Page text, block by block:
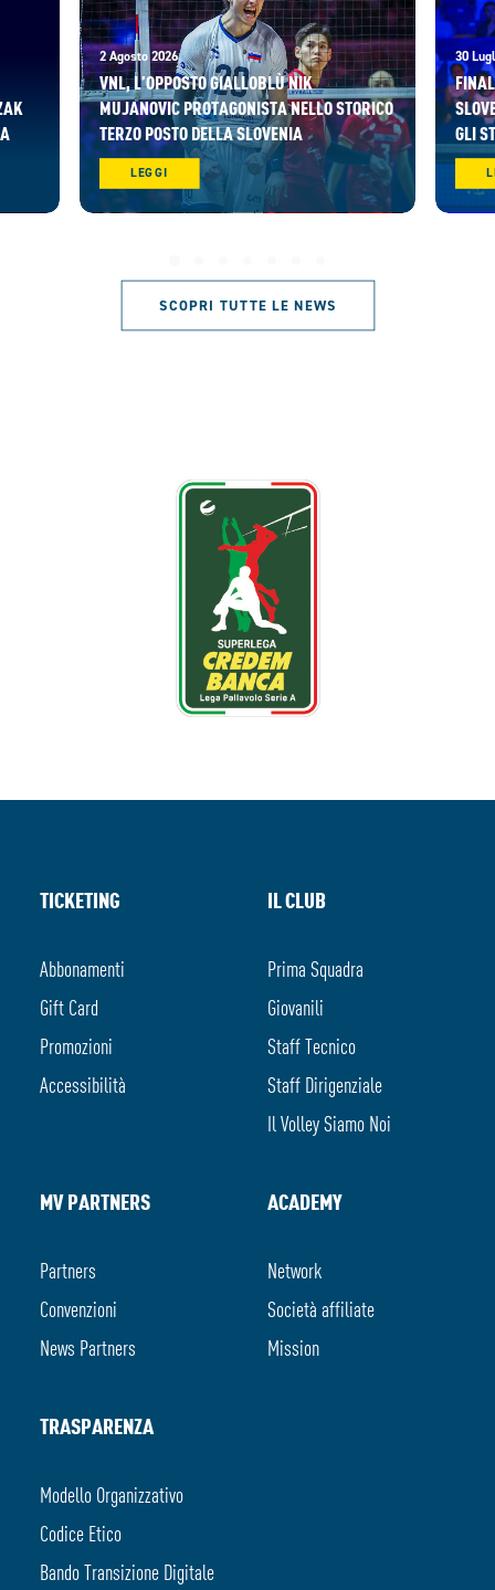
2 Agosto 2026
VNL, L’OPPOSTO GIALLOBLÙ NIK
MUJANOVIC PROTAGONISTA NELLO STORICO
TERZO POSTO DELLA SLOVENIA
LEGGI
30
GLI
SCOPRI TUTTE LE NEWS
TICKETING
Abbonamenti
Gift Card
Promozioni
Accessibilità
IL CLUB
Prima Squadra
Giovanili
Staff Tecnico
Staff Dirigenziale
Il Volley Siamo Noi
MV PARTNERS
Partners
Convenzioni
News Partners
ACADEMY
Network
Società affiliate
Mission
TRASPARENZA
Modello Organizzativo
Codice Etico
Bando Transizione Digitale